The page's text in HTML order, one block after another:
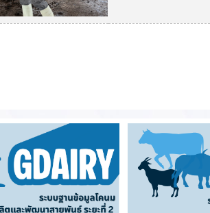
ตามต่ออายุศูนย์ผลิตน้ำเชื้อพ่อพันธุ์กระบือมาตรฐาน